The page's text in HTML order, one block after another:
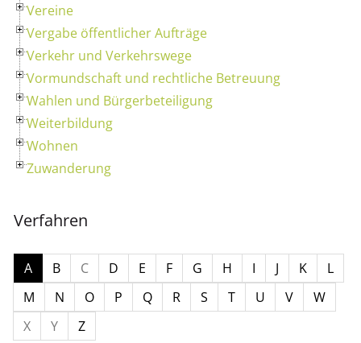
Vereine
Vergabe öffentlicher Aufträge
Verkehr und Verkehrswege
Vormundschaft und rechtliche Betreuung
Wahlen und Bürgerbeteiligung
Weiterbildung
Wohnen
Zuwanderung
Verfahren
A B C D E F G H I J K
L
M
N O P Q R S T U V
W
X
Y Z